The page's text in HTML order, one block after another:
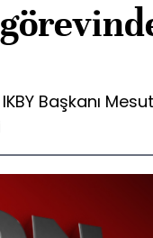
Başkanı Mesut